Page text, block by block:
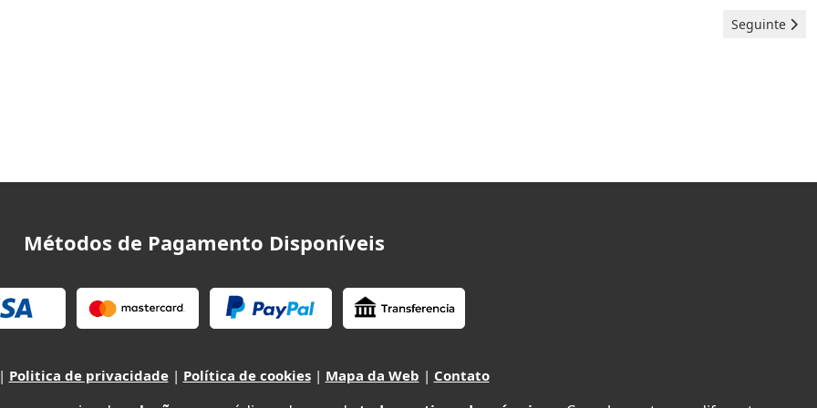
Artigo
Seguinte
Métodos de Pagamento Disponíveis
| Politica de privacidade| Política de cookies| Mapa da Web | Contato